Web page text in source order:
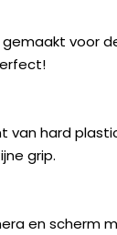
voor
van hard
grip.
en scherm